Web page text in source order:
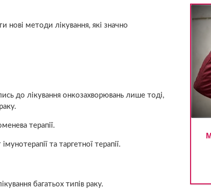
нові методи лікування, які значно
до лікування онкозахворювань лише тоді,
терапії.
та таргетної терапії.
багатьох типів раку.